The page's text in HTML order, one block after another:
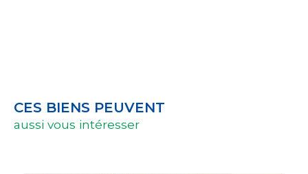
CES BIENS PEUVENT
aussi vous intéresser